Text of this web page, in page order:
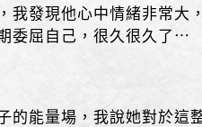
我發現他心中情緒非常大
委屈自己，很久很久了⋯
的能量場，我說她對於這